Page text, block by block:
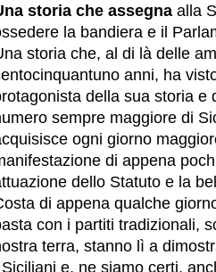
storia che assegna alla
la bandiera e il
storia che, al di là delle
anni, ha
della sua storia e
sempre maggiore di
ogni giorno
di appena
dello Statuto e la
di appena qualche
con i partiti tradizionali,
terra, stanno lì a
e, ne siamo certi,